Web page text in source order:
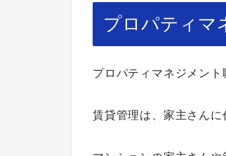
プロパティマ
プロパティマネジメン
賃貸管理は、家主さんに